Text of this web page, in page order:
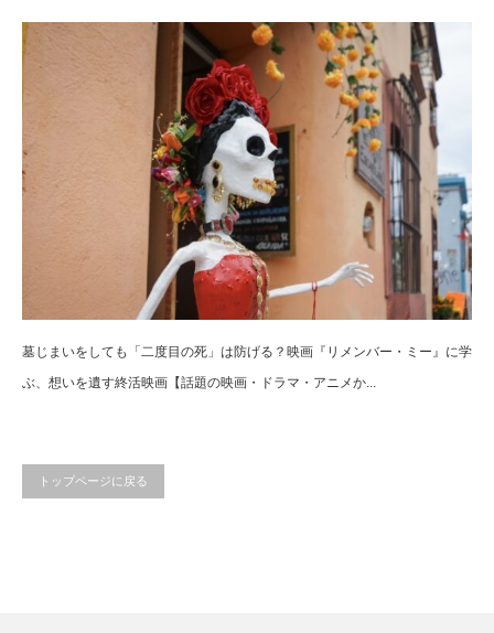
墓じまいをしても「二度目の死」は防げる？映画『リメンバー・ミー』に学
ぶ、想いを遺す終活映画【話題の映画・ドラマ・アニメか...
トップページに戻る